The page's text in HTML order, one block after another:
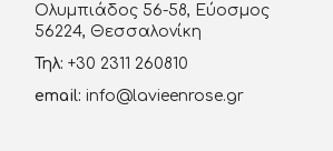
Ολυμπιάδος 56-58, Εύοσμος
56224, Θεσσαλονίκη
Τηλ: +30 2311 260810
email: info@lavieenrose.gr